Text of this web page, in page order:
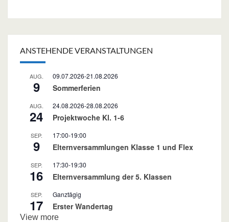
ANSTEHENDE VERANSTALTUNGEN
AUG.
9
09.07.2026-21.08.2026
Sommerferien
AUG.
24
24.08.2026-28.08.2026
Projektwoche Kl. 1-6
SEP.
9
17:00-19:00
Elternversammlungen Klasse 1 und Flex
SEP.
16
17:30-19:30
Elternversammlung der 5. Klassen
SEP.
17
Ganztägig
Erster Wandertag
View more